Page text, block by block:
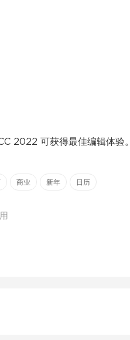
2022 可获得最佳编辑体验。
商业 新年 日历